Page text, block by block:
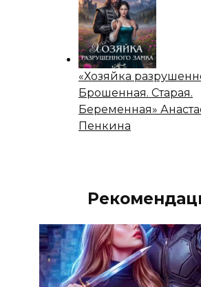
«Хозяйка
Брошенная. Старая.
Беременная»
Пенкина